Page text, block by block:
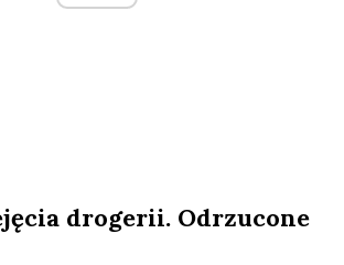
drogerii. Odrzucone